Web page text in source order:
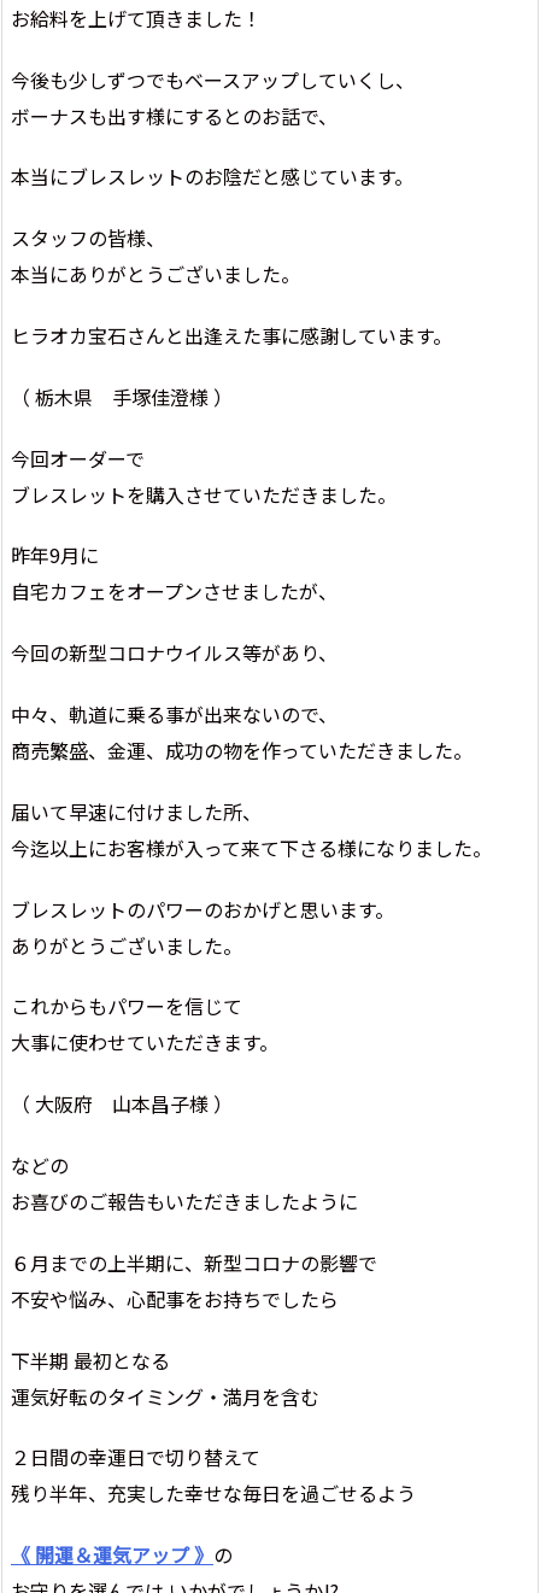
お給料を上げて頂きました！
今後も少しずつでもベースアップしていくし、
ボーナスも出す様にするとのお話で、
本当にブレスレットのお陰だと感じています。
スタッフの皆様、
本当にありがとうございました。
ヒラオカ宝石さんと出逢えた事に感謝しています。
（ 栃木県 手塚佳澄様 ）
今回オーダーで
ブレスレットを購入させていただきました。
昨年9月に
自宅カフェをオープンさせましたが、
今回の新型コロナウイルス等があり、
中々、軌道に乗る事が出来ないので、
商売繁盛、金運、成功の物を作っていただきました。
届いて早速に付けました所、
今迄以上にお客様が入って来て下さる様になりました。
ブレスレットのパワーのおかげと思います。
ありがとうございました。
これからもパワーを信じて
大事に使わせていただきます。
（ 大阪府 山本昌子様 ）
などの
お喜びのご報告もいただきましたように
６月までの上半期に、新型コロナの影響で
不安や悩み、心配事をお持ちでしたら
下半期 最初となる
運気好転のタイミング・満月を含む
２日間の幸運日で切り替えて
残り半年、充実した幸せな毎日を過ごせるよう
《 開運＆運気アップ 》 の